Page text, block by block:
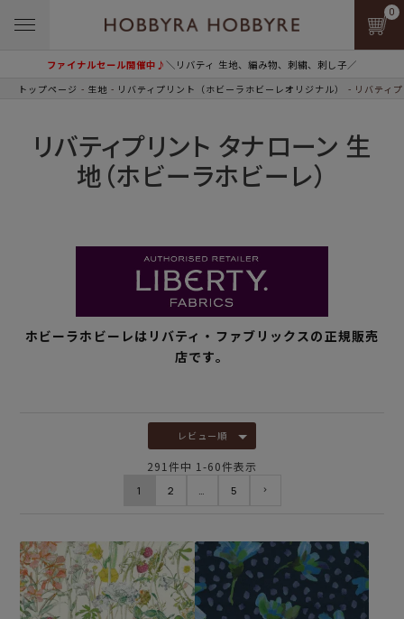
ファイナルセール開催中♪＼リバティ 生地、編み物、刺繍、刺し子／
0
トップページ 生地 リバティプリント（ホビーラホビーレオリジナル） リバティ
リバティプリント タナローン 生
地（ホビーラホビーレ）
ホビーラホビーレはリバティ・ファブリックスの正規販売
店です。
レビュー順
291 件中 1 -60件表示
1 2 5